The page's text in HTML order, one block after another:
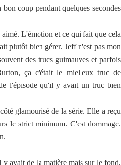
coup pendant quelques secondes
L'émotion et ce qui fait que cela
plutôt bien gérer. Jeff n'est pas mon
des trucs guimauves et parfois
ça c'était le mielleux truc de
l'épisode qu'il y avait un truc bien
glamourisé de la série. Elle a reçu
le strict minimum. C'est dommage.
avait de la matière mais sur le fond,